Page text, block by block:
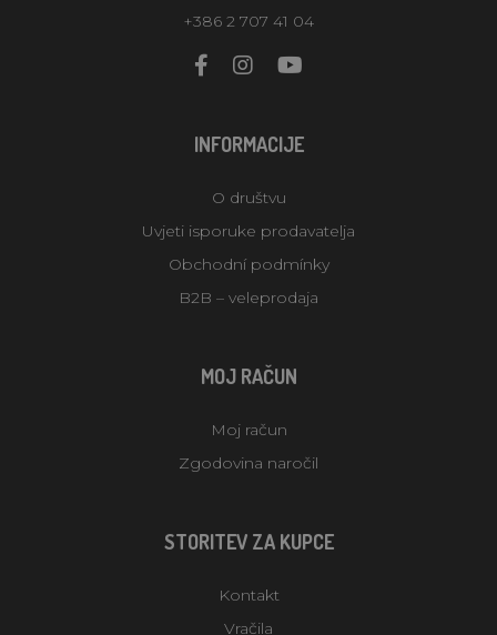
+386 2 707 41 04
INFORMACIJE
O društvu
Uvjeti isporuke prodavatelja
Obchodní podmínky
B2B – veleprodaja
MOJ RAČUN
Moj račun
Zgodovina naročil
STORITEV ZA KUPCE
Kontakt
Vračila